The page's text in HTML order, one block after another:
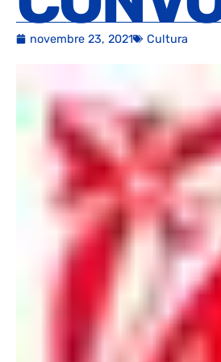
novembre 23, 2021 Cultura